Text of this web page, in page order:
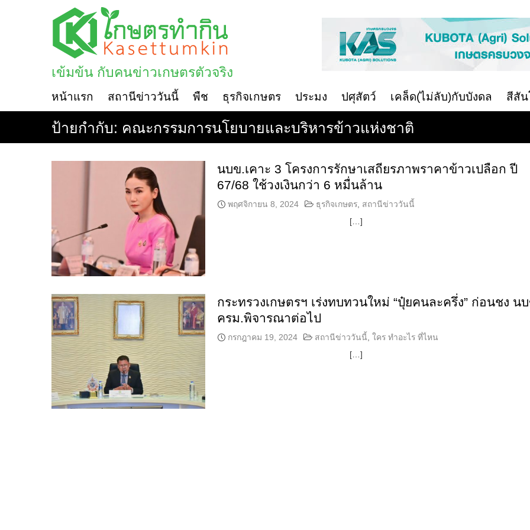
เข้มข้น กับคนข่าวเกษตรตัวจริง
หน้าแรก สถานีข่าววันนี้ พืช ธุรกิจเกษตร ประมง ปศุสัตว์ เคล็ด(ไม่ลับ)กับบังดล สีสัน
ป้ายกำกับ: คณะกรรมการนโยบายและบริหารข้าวแห่งชาติ
นบข.เคาะ 3 โครงการรักษาเสถียรภาพราคาข้าวเปลือก ปี
67/68 ใช้วงเงินกว่า 6 หมื่นล้าน
พฤศจิกายน 8, 2024 ธุรกิจเกษตร, สถานีข่าววันนี้
[…]
กระทรวงเกษตรฯ เร่งทบทวนใหม่ “ปุ๋ยคนละครึ่ง” ก่อนชง น
ครม.พิจารณาต่อไป
กรกฎาคม 19, 2024 สถานีข่าววันนี้ ใคร ทำอะไร ที่ไหน
[…]